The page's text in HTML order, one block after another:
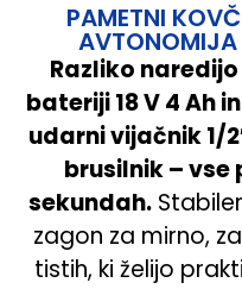
PAMETNI
AVTONOMIJA
Razliko
bateriji 18 V 4 Ah
udarni vijačnik 1/
brusilnik – vse
sekundah.
zagon za mirno,
tistih, ki želijo